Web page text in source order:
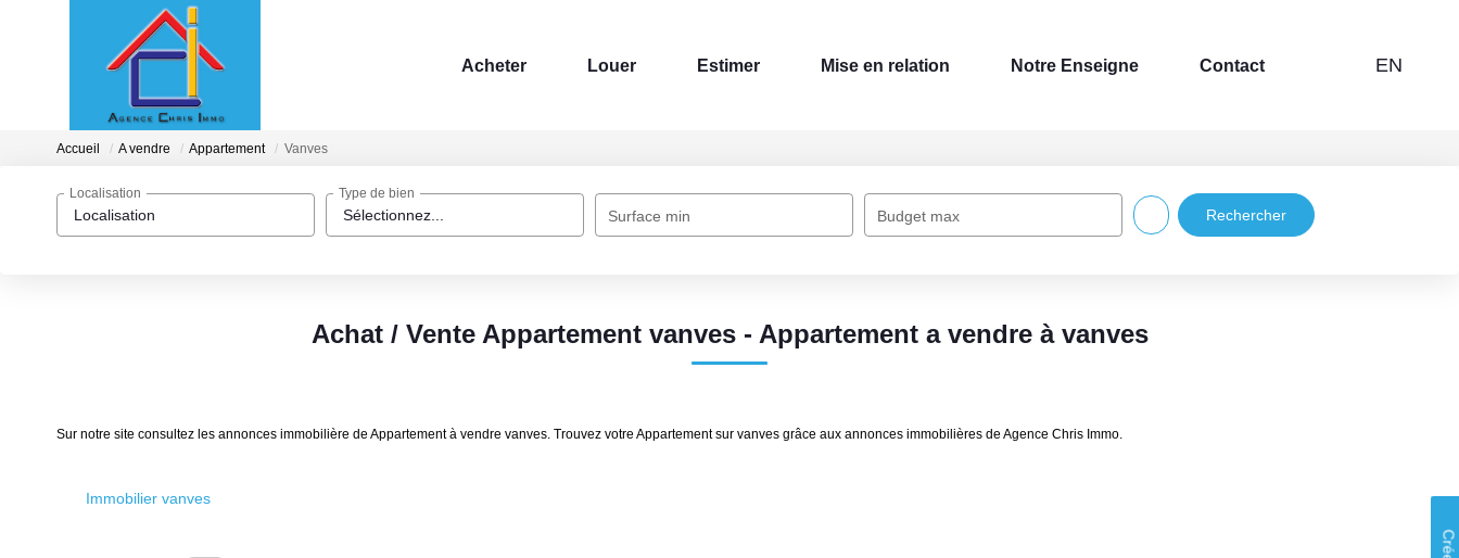
Acheter Louer Estimer Mise en relation Notre Enseigne Contact EN
Accueil A vendre Appartement Vanves
Localisation
Localisation
Sélectionnez...
Type de bien
Surface min Budget max
Achat / Vente Appartement vanves - Appartement a vendre à vanves
Sur notre site consultez les annonces immobilière de Appartement à vendre vanves. Trouvez votre Appartement sur vanves grâce aux annonces immobilières de Agence Chris Immo.
Immobilier vanves